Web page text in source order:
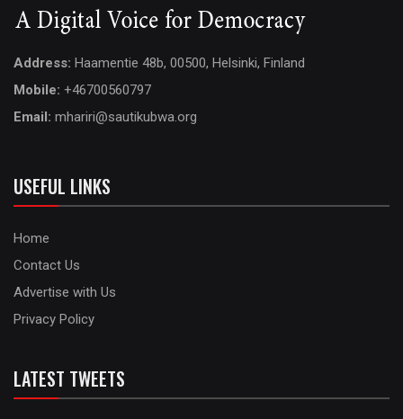
Address: Haamentie 48b, 00500, Helsinki, Finland
Mobile: +46700560797
Email: mhariri@sautikubwa.org
USEFUL LINKS
Home
Contact Us
Advertise with Us
Privacy Policy
LATEST TWEETS